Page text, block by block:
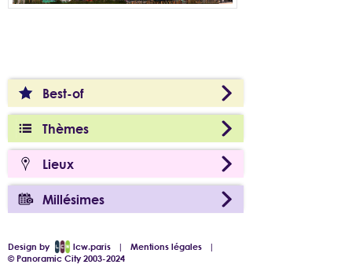
Best-of
Thèmes
Lieux
Millésimes
Design by lcw.paris |Mentions légales |
© Panoramic City 2003-2024